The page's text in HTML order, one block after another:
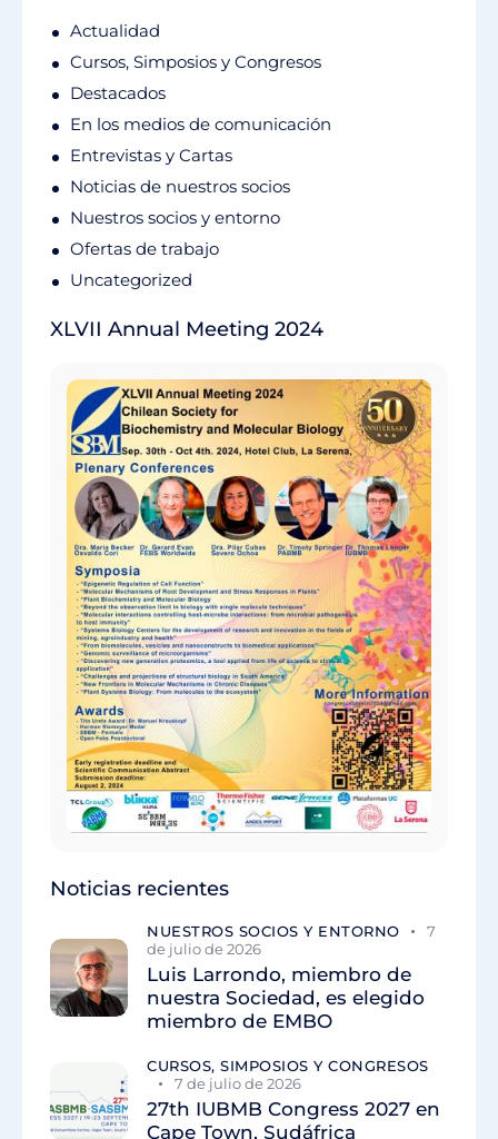
Actualidad
Cursos, Simposios y Congresos
Destacados
En los medios de comunicación
Entrevistas y Cartas
Noticias de nuestros socios
Nuestros socios y entorno
Ofertas de trabajo
Uncategorized
XLVII Annual Meeting 2024
Noticias recientes
NUESTROS SOCIOS Y ENTORNO
7
de julio de 2026
Luis Larrondo, miembro de
nuestra Sociedad, es elegido
miembro de EMBO
CURSOS, SIMPOSIOS Y CONGRESOS
7 de julio de 2026
27th IUBMB Congress 2027 en
Cape Town, Sudáfrica